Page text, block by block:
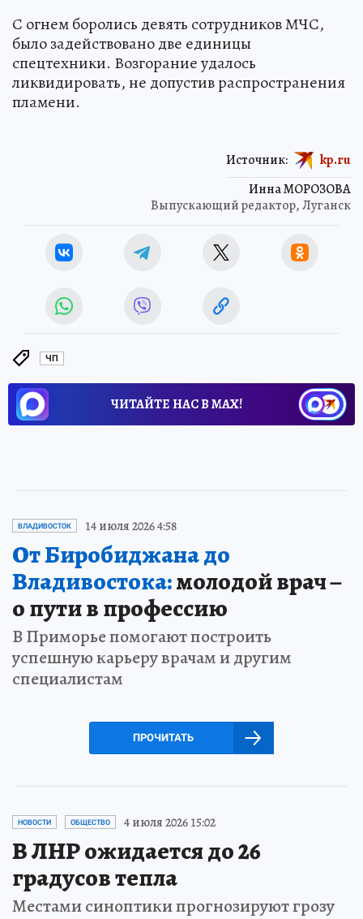
С огнем боролись девять сотрудников МЧС,
было задействовано две единицы
спецтехники. Возгорание удалось
ликвидировать, не допустив распространения
пламени.
Инна МОРОЗОВА
Выпускающий редактор, Луганск
Источник: kp.ru
ЧП
ЧИТАЙТЕ НАС В МАХ!
ВЛАДИВОСТОК 14 июля 2026 4:58
От Биробиджана до
Владивостока:молодой врач –
о пути в профессию
В Приморье помогают построить
успешную карьеру врачам и другим
специалистам
ПРОЧИТАТЬ
НОВОСТИ ОБЩЕСТВО 4 июля 2026 15:02
В ЛНР ожидается до 26
градусов тепла
Местами синоптики прогнозируют грозу